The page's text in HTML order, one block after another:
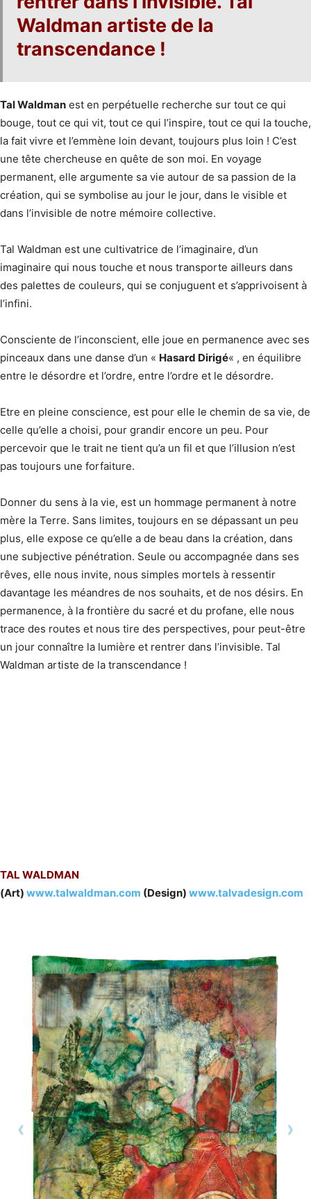
Waldman artiste de la
transcendance !
Tal Waldman est en perpétuelle recherche sur tout ce qui
bouge, tout ce qui vit, tout ce qui l’inspire, tout ce qui la touche,
la fait vivre et l’emmène loin devant, toujours plus loin ! C’est
une tête chercheuse en quête de son moi. En voyage
permanent, elle argumente sa vie autour de sa passion de la
création, qui se symbolise au jour le jour, dans le visible et
dans l’invisible de notre mémoire collective.
Tal Waldman est une cultivatrice de l’imaginaire, d’un
imaginaire qui nous touche et nous transporte ailleurs dans
des palettes de couleurs, qui se conjuguent et s’apprivoisent à
l’infini.
Consciente de l’inconscient, elle joue en permanence avec ses
pinceaux dans une danse d’un « Hasard Dirigé« , en équilibre
entre le désordre et l’ordre, entre l’ordre et le désordre.
Etre en pleine conscience, est pour elle le chemin de sa vie, de
celle qu’elle a choisi, pour grandir encore un peu. Pour
percevoir que le trait ne tient qu’a un fil et que l’illusion n’est
pas toujours une forfaiture.
Donner du sens à la vie, est un hommage permanent à notre
mère la Terre. Sans limites, toujours en se dépassant un peu
plus, elle expose ce qu’elle a de beau dans la création, dans
une subjective pénétration. Seule ou accompagnée dans ses
rêves, elle nous invite, nous simples mortels à ressentir
davantage les méandres de nos souhaits, et de nos désirs. En
permanence, à la frontière du sacré et du profane, elle nous
trace des routes et nous tire des perspectives, pour peut-être
un jour connaître la lumière et rentrer dans l’invisible. Tal
Waldman artiste de la transcendance !
TAL WALDMAN
(Art) www.talwaldman.com (Design) www.talvadesign.com